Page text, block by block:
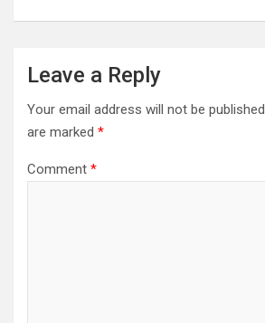
Leave a Reply
Your email address will not be
are marked *
Comment *